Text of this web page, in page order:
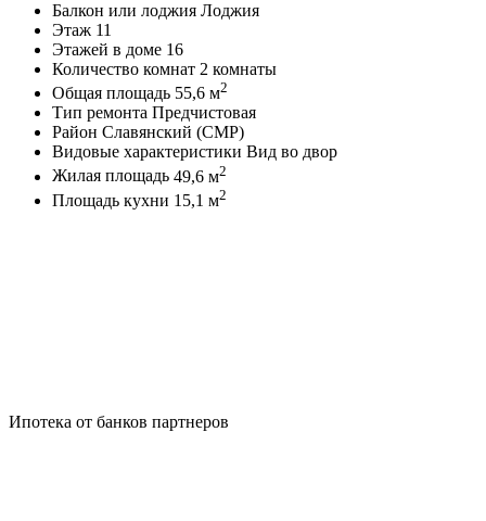
Балкон или лоджия Лоджия
Этаж 11
Этажей в доме 16
Количество комнат 2 комнаты
Общая площадь 55,6 м2
Тип ремонта Предчистовая
Район Славянский (СМР)
Видовые характеристики Вид во двор
Жилая площадь 49,6 м2
Площадь кухни 15,1 м2
Ипотека от банков партнеров